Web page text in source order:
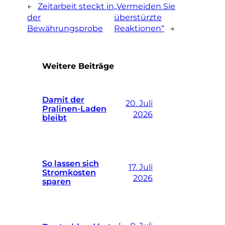
← Zeitarbeit steckt in
der
Bewährungsprobe
„Vermeiden Sie
überstürzte
Reaktionen“ →
Weitere Beiträge
Damit der
Pralinen-Laden
bleibt
20. Juli
2026
So lassen sich
Stromkosten
sparen
17. Juli
2026